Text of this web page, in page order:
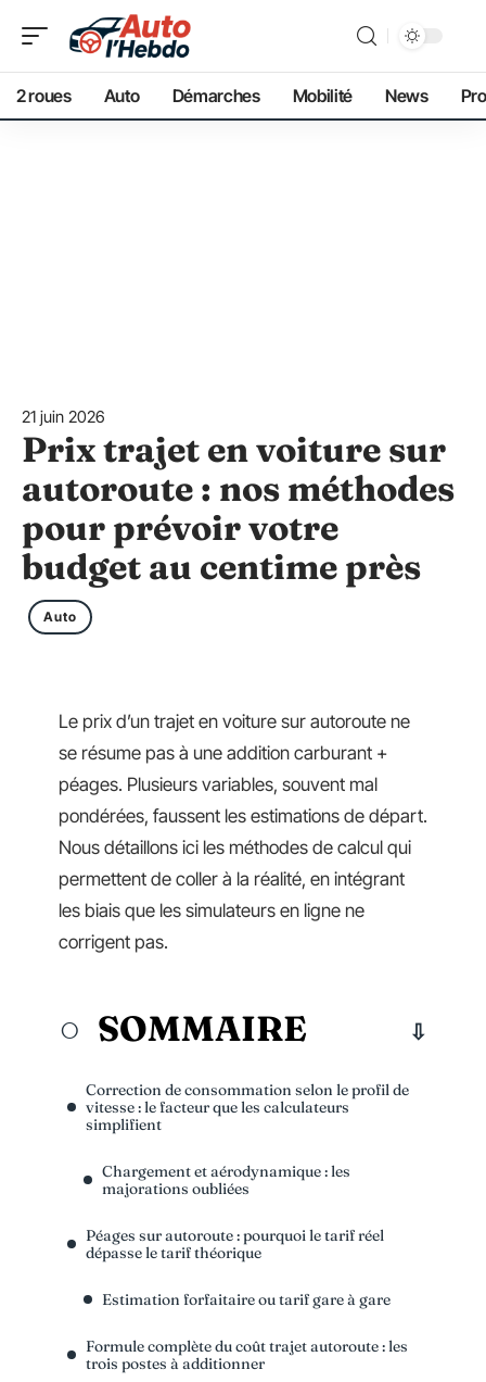
2 roues Auto Démarches Mobilité News
21 juin 2026
Prix trajet en voiture sur
autoroute : nos méthodes
pour prévoir votre
budget au centime près
Auto
Le prix d’un trajet en voiture sur autoroute ne
se résume pas à une addition carburant +
péages. Plusieurs variables, souvent mal
pondérées, faussent les estimations de départ.
Nous détaillons ici les méthodes de calcul qui
permettent de coller à la réalité, en intégrant
les biais que les simulateurs en ligne ne
corrigent pas.
SOMMAIRE
Correction de consommation selon le profil de
vitesse : le facteur que les calculateurs
simplifient
Chargement et aérodynamique : les
majorations oubliées
Péages sur autoroute : pourquoi le tarif réel
dépasse le tarif théorique
Estimation forfaitaire ou tarif gare à gare
Formule complète du coût trajet autoroute : les
trois postes à additionner